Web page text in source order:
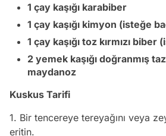
1 çay kaşığı karabiber
1 çay kaşığı kimyon (isteğe
1 çay kaşığı toz kırmızı biber
2 yemek kaşığı doğranmış
maydanoz
Kuskus Tarifi
1. Bir tencereye tereyağını veya
eritin.